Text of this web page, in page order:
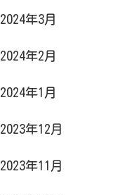
2024年3月
2024年2月
2024年1月
2023年12月
2023年11月